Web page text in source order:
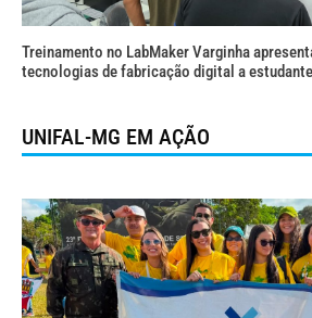
Treinamento no LabMaker Varginha
tecnologias de fabricação digital a
UNIFAL-MG EM AÇÃO